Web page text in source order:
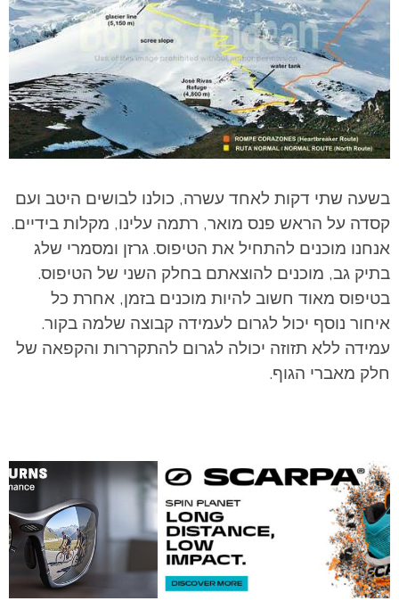
בשעה שתי דקות לאחד עשרה, כולנו לבושים היטב ועם
קסדה על הראש פנס מואר, רתמה עלינו, מקלות בידיים.
אנחנו מוכנים להתחיל את הטיפוס. גרזן ומסמרי שלג
בתיק גב, מוכנים להוצאתם בחלק השני של הטיפוס.
בטיפוס מאוד חשוב להיות מוכנים בזמן, אחרת כל
איחור נוסף יכול לגרום לעמידה קבוצה שלמה בקור.
עמידה ללא תזוזה יכולה לגרום להתקררות והקפאה של
חלק מאברי הגוף.